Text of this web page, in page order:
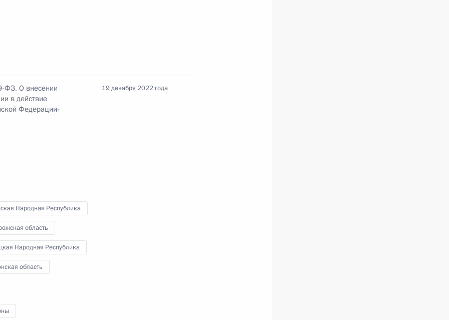
Николом Пашиняном
Лукашенко
ФЗ. О внесении
в действие
Федерации»
19 декабря 2022 года
Народная Республика
область
Народная Республика
область